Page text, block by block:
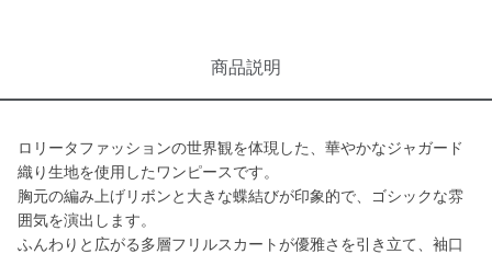
商品説明
ロリータファッションの世界観を体現した、華やかなジャガード
織り生地を使用したワンピースです。
胸元の編み上げリボンと大きな蝶結びが印象的で、ゴシックな雰
囲気を演出します。
ふんわりと広がる多層フリルスカートが優雅さを引き立て、袖口